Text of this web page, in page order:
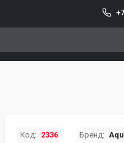
Код: 2336 Бренд: